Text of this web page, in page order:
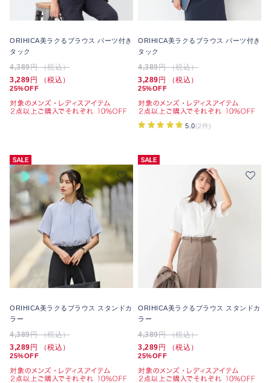
ORIHICA美ラクるブラウス パーツ付き
タック
4,389円 （税込）
3,289 円 （税込）
25%OFF
ORIHICA美ラクるブラウス パーツ付き
タック
4,389円 （税込）
3,289 円 （税込）
25%OFF
5.0(2件)
ORIHICA美ラクるブラウス スタンドカ
ラー
4,389円 （税込）
3,289 円 （税込）
25%OFF
ORIHICA美ラクるブラウス スタンドカ
ラー
4,389円 （税込）
3,289 円 （税込）
25%OFF